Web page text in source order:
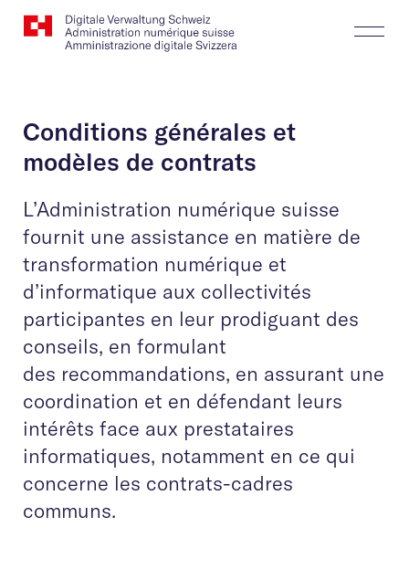
Website
Logo
Recherche
Conditions générales et
modèles de contrats
L’Administration numérique suisse
fournit une assistance en matière de
transformation numérique et
d’informatique aux collectivités
participantes en leur prodiguant des
conseils, en formulant
des recommandations, en assurant une
coordination et en défendant leurs
intérêts face aux prestataires
informatiques, notamment en ce qui
concerne les contrats-cadres
communs.